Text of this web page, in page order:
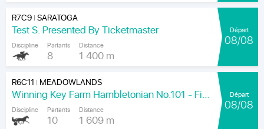
R7C9|SARATOGA
Test S. Presented By Ticketmaster
Discipline Partants
8
Distance
1 400 m
Départ
08/08
R6C11 | MEADOWLANDS
Winning Key Farm Hambletonian No.101 - Final
Discipline Partants
10
Distance
1 609 m
Départ
08/08